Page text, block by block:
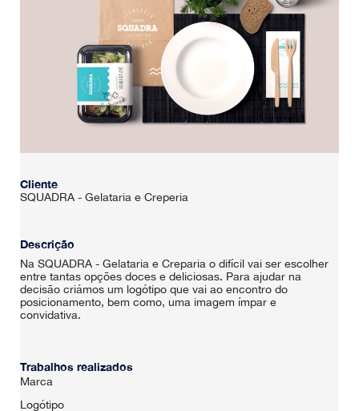
Cliente
SQUADRA - Gelataria e Creperia
Descrição
Na SQUADRA - Gelataria e Creparia o difícil vai ser escolher
entre tantas opções doces e deliciosas. Para ajudar na
decisão criámos um logótipo que vai ao encontro do
posicionamento, bem como, uma imagem ímpar e
convidativa.
Trabalhos realizados
Marca
Logótipo